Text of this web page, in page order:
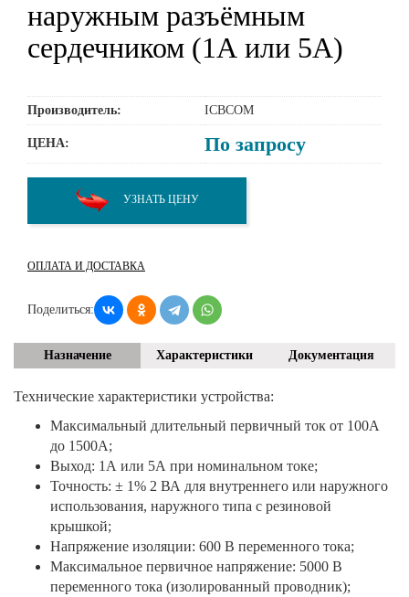
наружным разъёмным
сердечником (1А или 5А)
Производитель: ICBCOM
ЦЕНА: По запросу
УЗНАТЬ ЦЕНУ
ОПЛАТА И ДОСТАВКА
Поделиться:
Назначение Характеристики Документация
Технические характеристики устройства:
Максимальный длительный первичный ток от 100A
до 1500A;
Выход: 1А или 5А при номинальном токе;
Точность: ± 1% 2 ВА для внутреннего или наружного
использования, наружного типа с резиновой
крышкой;
Напряжение изоляции: 600 В переменного тока;
Максимальное первичное напряжение: 5000 В
переменного тока (изолированный проводник);